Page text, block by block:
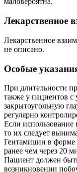
Лекарственное
Лекарственное
не описано.
Особые
При длительности
также у пациентов с
закрытоугольную
регулярно
Если использование
то их следует
Гентамицин в форме
ранее чем через 20
Пациент должен
возникновении